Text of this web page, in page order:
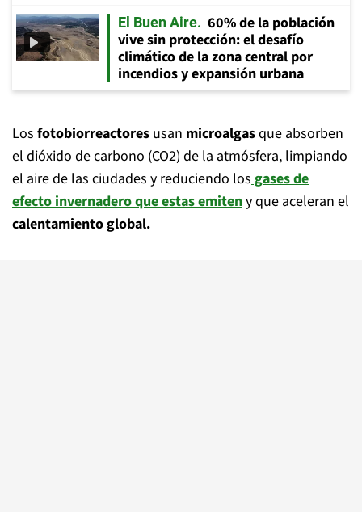
El Buen Aire
60% de la población
vive sin protección: el desafío
climático de la zona central por
incendios y expansión urbana
Los fotobiorreactores usan microalgasque absorben
el dióxido de carbono (CO2) de la atmósfera, limpiando
el aire de las ciudades y reduciendo losgases de
efecto invernadero que estas emiteny que aceleran el
calentamiento global.